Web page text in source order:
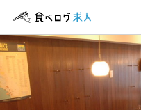
ログイ